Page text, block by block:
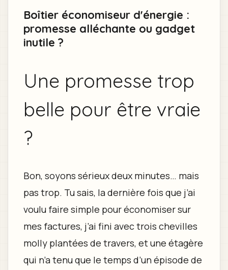
Boîtier économiseur d'énergie :
promesse alléchante ou gadget
inutile ?
Une promesse trop
belle pour être vraie
?
Bon, soyons sérieux deux minutes… mais
pas trop. Tu sais, la dernière fois que j’ai
voulu faire simple pour économiser sur
mes factures, j’ai fini avec trois chevilles
molly plantées de travers, et une étagère
qui n’a tenu que le temps d’un épisode de